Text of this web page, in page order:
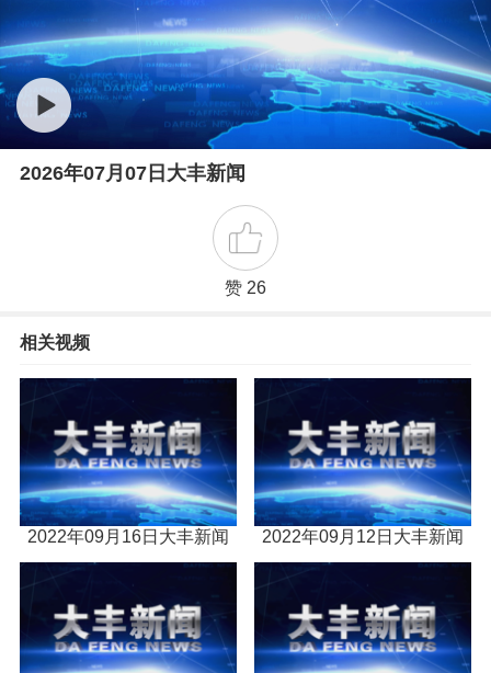
2026年07月07日大丰新闻
赞 26
相关视频
2022年09月16日大丰新闻 2022年09月12日大丰新闻